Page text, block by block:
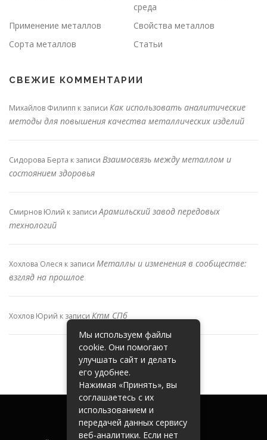
среда
Применение металлов
Свойства металлов
Сорта металлов
Статьи
СВЕЖИЕ КОММЕНТАРИИ
Михайлов Филипп к записи Как использовать аналитические
методы для повышения качества металлических изделий
Сидорова Берта к записи Взаимосвязь между металлом и
состоянием здоровья
Смирнов Юлий к записиАрамильский завод передовых
технологий
Хохлова Олеся к записи Металлы и изменения в сообществе:
взгляд на прошлое
Хохлов Юрий к записи Ктм СПб
Мы используем файлы
cookie. Они помогают
улучшать сайт и делать
его удобнее.
Нажимая «Принять», вы
соглашаетесь с их
использованием и
передачей данных сервису
веб-аналитики. Если нет